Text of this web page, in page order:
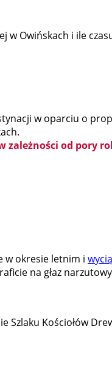
w Owińskach i ile
w oparciu o
od pory
w okresie letnim i
na głaz
Szlaku Kościołów